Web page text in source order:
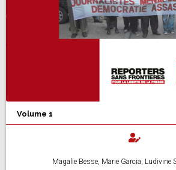
Volume 1
Magalie Besse, Marie Garcia, Ludivine